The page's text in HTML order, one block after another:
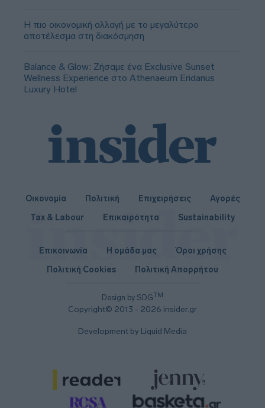
Η πιο οικονομική αλλαγή με το μεγαλύτερο
αποτέλεσμα στη διακόσμηση
Balance & Glow: Ζήσαμε ένα Exclusive Sunset
Wellness Experience στο Athenaeum Eridanus
Luxury Hotel
Οικονομία Πολιτική Επιχειρήσεις
Αγορές
Tax & Labour
Επικαιρότητα Sustainability
Design by SDGTM
Copyright© 2013 - 2026 insider.gr
Επικοινωνία Η ομάδα μας
Όροι χρήσης
Πολιτική Cookies
Πολιτική Απορρήτου
Development by Liquid Media